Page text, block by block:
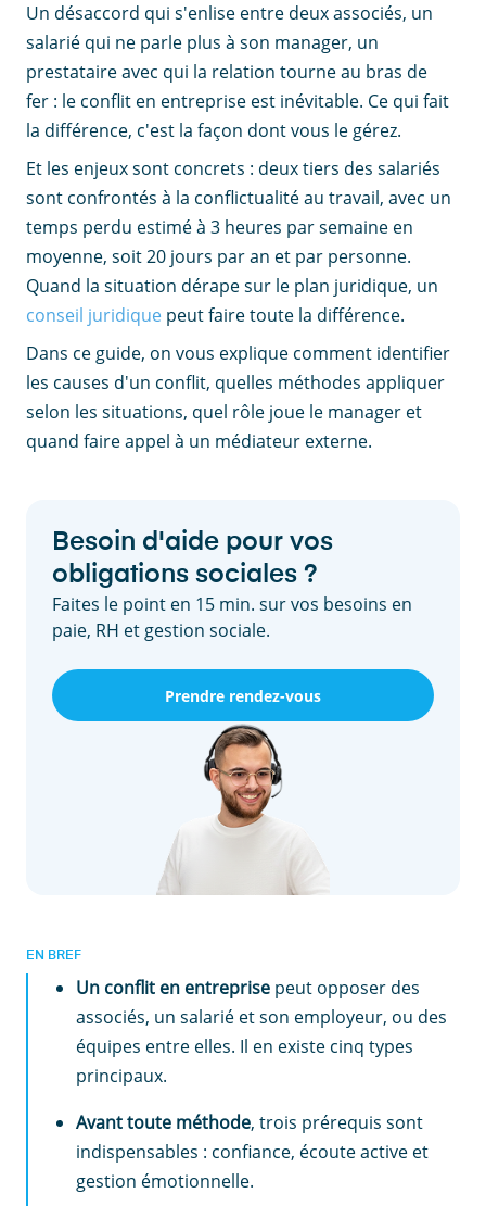
Un désaccord qui s'enlise entre deux associés, un
salarié qui ne parle plus à son manager, un
prestataire avec qui la relation tourne au bras de
fer : le conflit en entreprise est inévitable. Ce qui fait
la différence, c'est la façon dont vous le gérez.
Et les enjeux sont concrets : deux tiers des salariés
sont confrontés à la conflictualité au travail, avec un
temps perdu estimé à 3 heures par semaine en
moyenne, soit 20 jours par an et par personne.
Quand la situation dérape sur le plan juridique, un
conseil juridique peut faire toute la différence.
Dans ce guide, on vous explique comment identifier
les causes d'un conflit, quelles méthodes appliquer
selon les situations, quel rôle joue le manager et
quand faire appel à un médiateur externe.
Besoin d'aide pour vos
obligations sociales ?
Faites le point en 15 min. sur vos besoins en
paie, RH et gestion sociale.
Prendre rendez-vous
EN BREF
Un conflit en entreprise peut opposer des
associés, un salarié et son employeur, ou des
équipes entre elles. Il en existe cinq types
principaux.
Avant toute méthode, trois prérequis sont
indispensables : confiance, écoute active et
gestion émotionnelle.